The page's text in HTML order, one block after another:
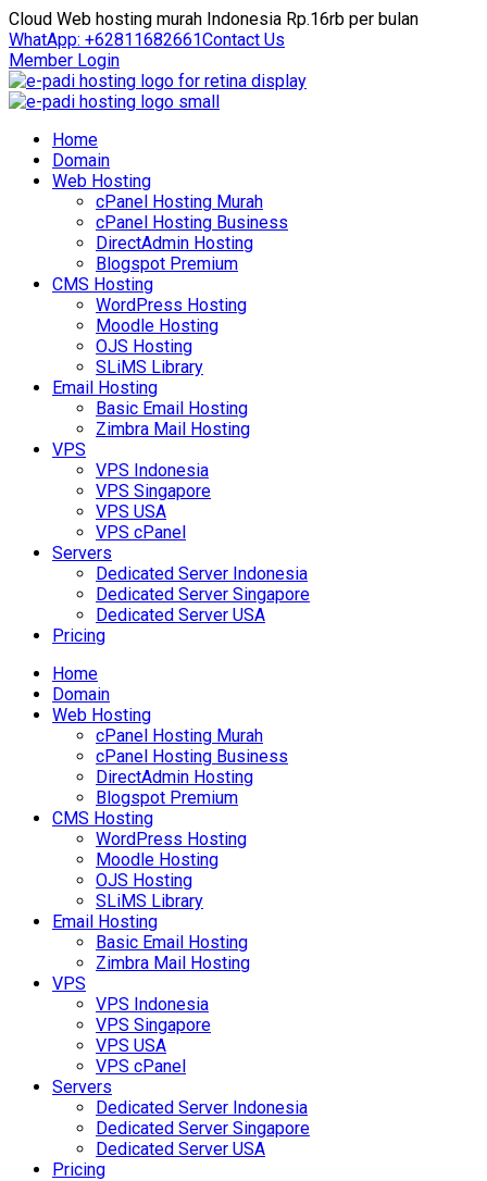
Cloud Web hosting murah Indonesia Rp.16rb per bulan
WhatApp: +62811682661Contact Us
Member Login
Home
Domain
Web Hosting
cPanel Hosting Murah
cPanel Hosting Business
DirectAdmin Hosting
Blogspot Premium
CMS Hosting
WordPress Hosting
Moodle Hosting
OJS Hosting
SLiMS Library
Email Hosting
Basic Email Hosting
Zimbra Mail Hosting
VPS
VPS Indonesia
VPS Singapore
VPS USA
VPS cPanel
Servers
Dedicated Server Indonesia
Dedicated Server Singapore
Dedicated Server USA
Pricing
Home
Domain
Web Hosting
cPanel Hosting Murah
cPanel Hosting Business
DirectAdmin Hosting
Blogspot Premium
CMS Hosting
WordPress Hosting
Moodle Hosting
OJS Hosting
SLiMS Library
Email Hosting
Basic Email Hosting
Zimbra Mail Hosting
VPS
VPS Indonesia
VPS Singapore
VPS USA
VPS cPanel
Servers
Dedicated Server Indonesia
Dedicated Server Singapore
Dedicated Server USA
Pricing